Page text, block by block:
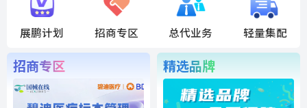
展鹏计划 招商专区 总代业务 轻量集配
招商专区 精选品牌